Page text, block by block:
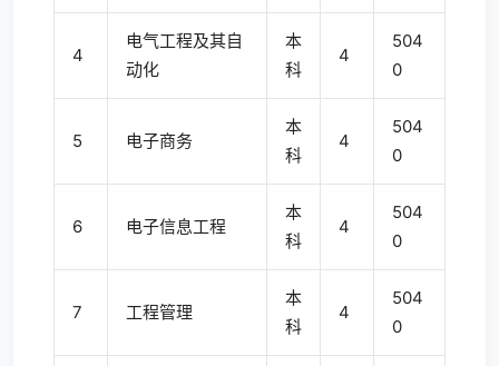
4
电气工程及其自
动化
本
科
4
504
0
5 电子商务
本
科
4
504
0
6 电子信息工程
本
科
4
504
0
7 工程管理
本
科
4
504
0